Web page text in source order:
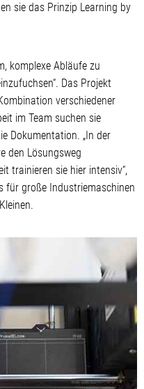
sie das Prinzip Learning by
komplexe Abläufe zu
Das Projekt
verschiedener
im Team suchen sie
Dokumentation. „In der
den Lösungsweg
trainieren sie hier intensiv“,
für große Industriemaschinen